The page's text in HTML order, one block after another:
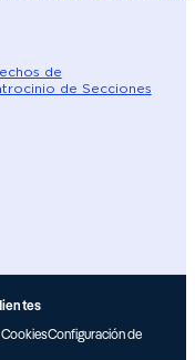
de
de Secciones
Configuración de